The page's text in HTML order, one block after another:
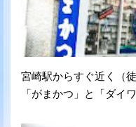
宮崎駅からすぐ近く（
「がまかつ」と「ダイ